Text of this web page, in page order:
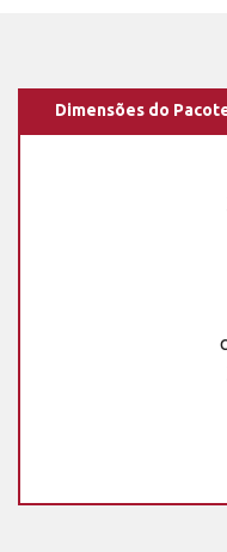
Dimensões do